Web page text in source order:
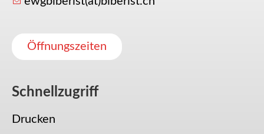
Öffnungszeiten
Schnellzugriff
Drucken